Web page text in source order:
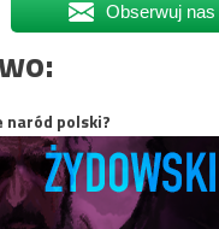
Obserwuj nas
naród polski?